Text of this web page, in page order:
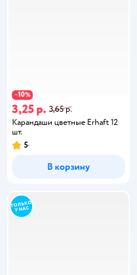
−10%
3,25 р. 3,65 р.
Карандаши цветные Erhaft 12
шт.
5
В корзину